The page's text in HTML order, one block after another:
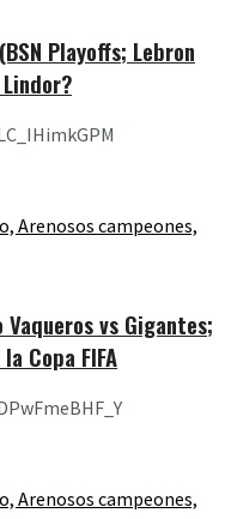
Playoffs; Lebron
Vaqueros vs Gigantes;
Copa FIFA